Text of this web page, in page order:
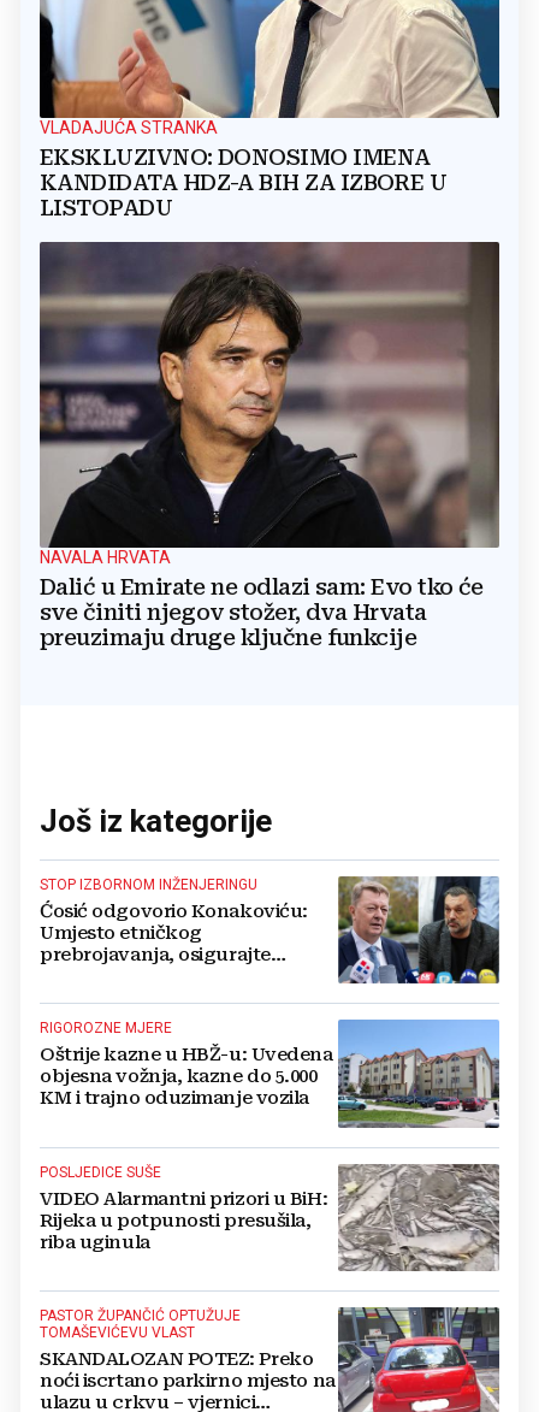
VLADAJUĆA STRANKA
EKSKLUZIVNO: DONOSIMO IMENA
KANDIDATA HDZ-A BIH ZA IZBORE U
LISTOPADU
NAVALA HRVATA
Dalić u Emirate ne odlazi sam: Evo tko će
sve činiti njegov stožer, dva Hrvata
preuzimaju druge ključne funkcije
Još iz kategorije
STOP IZBORNOM INŽENJERINGU
Ćosić odgovorio Konakoviću:
Umjesto etničkog
prebrojavanja, osigurajte
RIGOROZNE MJERE
Oštrije kazne u HBŽ-u: Uvedena
objesna vožnja, kazne do 5.000
KM i trajno oduzimanje vozila
POSLJEDICE SUŠE
VIDEO Alarmantni prizori u BiH:
Rijeka u potpunosti presušila,
riba uginula
PASTOR ŽUPANČIĆ OPTUŽUJE
TOMAŠEVIĆEVU VLAST
SKANDALOZAN POTEZ: Preko
noći iscrtano parkirno mjesto na
ulazu u crkvu – vjernici